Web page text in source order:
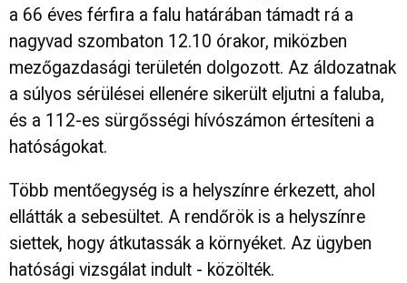
a 66 éves férfira a falu határában támadt rá a
nagyvad szombaton 12.10 órakor, miközben
mezőgazdasági területén dolgozott. Az áldozatnak
a súlyos sérülései ellenére sikerült eljutni a faluba,
és a 112-es sürgősségi hívószámon értesíteni a
hatóságokat.
Több mentőegység is a helyszínre érkezett, ahol
ellátták a sebesültet. A rendőrök is a helyszínre
siettek, hogy átkutassák a környéket. Az ügyben
hatósági vizsgálat indult - közölték.